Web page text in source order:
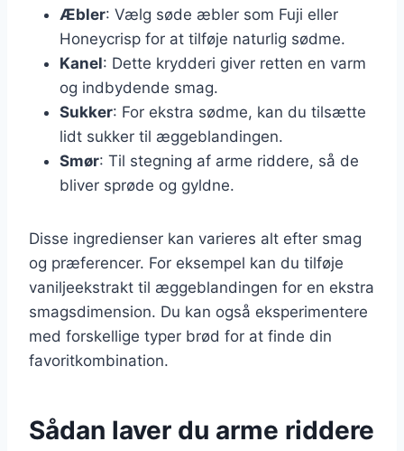
Æbler: Vælg søde æbler som Fuji eller
Honeycrisp for at tilføje naturlig sødme.
Kanel: Dette krydderi giver retten en varm
og indbydende smag.
Sukker: For ekstra sødme, kan du tilsætte
lidt sukker til æggeblandingen.
Smør: Til stegning af arme riddere, så de
bliver sprøde og gyldne.
Disse ingredienser kan varieres alt efter smag
og præferencer. For eksempel kan du tilføje
vaniljeekstrakt til æggeblandingen for en ekstra
smagsdimension. Du kan også eksperimentere
med forskellige typer brød for at finde din
favoritkombination.
Sådan laver du arme riddere